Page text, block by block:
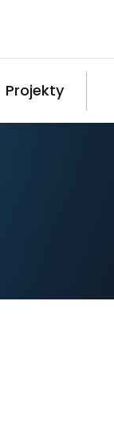
Projekty